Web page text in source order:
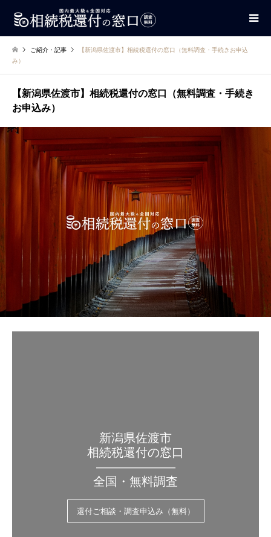
ご紹介・記事
【新潟県佐渡市】相続税還付の窓口（無料調査・手続きお申込
み）
【新潟県佐渡市】相続税還付の窓口（無料調査・手続き
お申込み）
新潟県佐渡市
相続税還付の窓口
——————–
全国・無料調査
還付ご相談・調査申込み（無料）